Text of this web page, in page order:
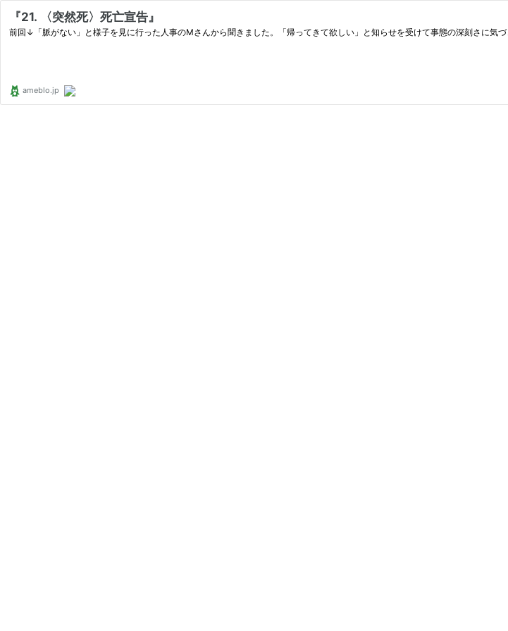
『21. 〈突然死〉死亡宣告』
前回↓「脈がない」と様子を見に行った人事のMさんから聞きました。「帰ってきて欲しい」と知らせを受けて事態の深刻さに気
ameblo.jp